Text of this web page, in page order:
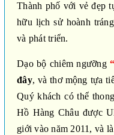
Thành phố với vẻ đẹp
hữu lịch sử hoành
và phát triển.
Dạo bộ chiêm ngưỡng“
đây, và thơ mộng tựa
Quý khách có thể
Hồ Hàng Châu được
giới vào năm 2011, và